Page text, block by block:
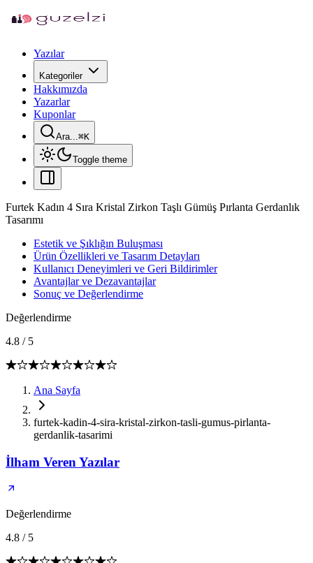
Yazılar
Kategoriler
Hakkımızda
Yazarlar
Kuponlar
Ara...⌘K
Toggle theme
Furtek Kadın 4 Sıra Kristal Zirkon Taşlı Gümüş Pırlanta Gerdanlık
Tasarımı
Estetik ve Şıklığın Buluşması
Ürün Özellikleri ve Tasarım Detayları
Kullanıcı Deneyimleri ve Geri Bildirimler
Avantajlar ve Dezavantajlar
Sonuç ve Değerlendirme
Değerlendirme
4.8 / 5
Ana Sayfa
furtek-kadin-4-sira-kristal-zirkon-tasli-gumus-pirlanta-
gerdanlik-tasarimi
İlham Veren Yazılar
Değerlendirme
4.8 / 5